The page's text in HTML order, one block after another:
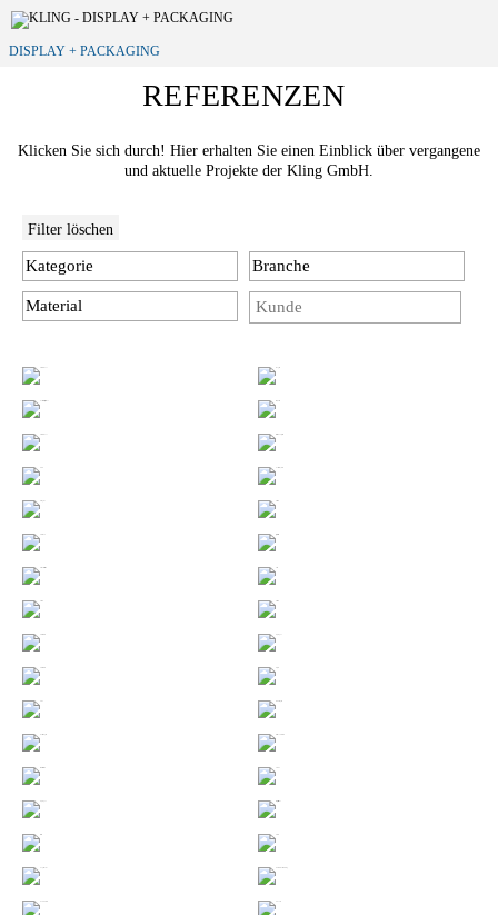
DISPLAY + PACKAGING
REFERENZEN
Klicken Sie sich durch! Hier erhalten Sie einen Einblick über vergangene
und aktuelle Projekte der Kling GmbH.
Filter löschen
Kategorie Branche
Material